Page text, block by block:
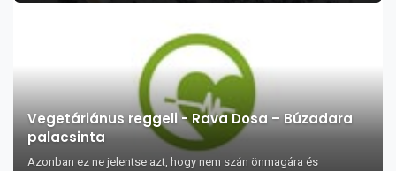
Vegetáriánus reggeli - Rava Dosa – Búzadara
palacsinta
Azonban ez ne jelentse azt, hogy nem szán önmagára és